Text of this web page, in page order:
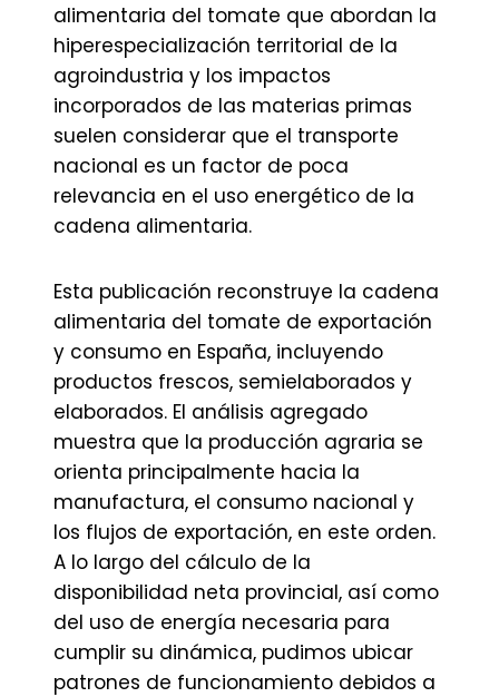
alimentaria del tomate que abordan la
hiperespecialización territorial de la
agroindustria y los impactos
incorporados de las materias primas
suelen considerar que el transporte
nacional es un factor de poca
relevancia en el uso energético de la
cadena alimentaria.
Esta publicación reconstruye la cadena
alimentaria del tomate de exportación
y consumo en España, incluyendo
productos frescos, semielaborados y
elaborados. El análisis agregado
muestra que la producción agraria se
orienta principalmente hacia la
manufactura, el consumo nacional y
los flujos de exportación, en este orden.
A lo largo del cálculo de la
disponibilidad neta provincial, así como
del uso de energía necesaria para
cumplir su dinámica, pudimos ubicar
patrones de funcionamiento debidos a